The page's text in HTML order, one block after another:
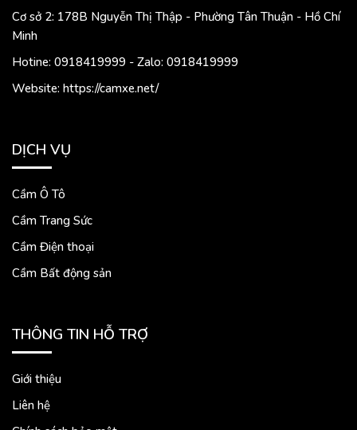
Cơ sở 2: 178B Nguyễn Thị Thập - Phường Tân Thuận - Hồ Chí
Minh
Hotine: 0918419999 - Zalo: 0918419999
Website: https://camxe.net/
DỊCH VỤ
Cầm Ô Tô
Cầm Trang Sức
Cầm Điện thoại
Cầm Bất động sản
THÔNG TIN HỖ TRỢ
Giới thiệu
Liên hệ